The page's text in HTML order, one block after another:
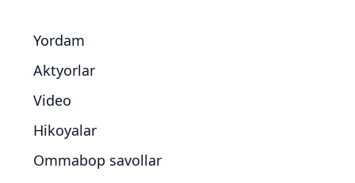
Yordam
Aktyorlar
Video
Hikoyalar
Ommabop savollar